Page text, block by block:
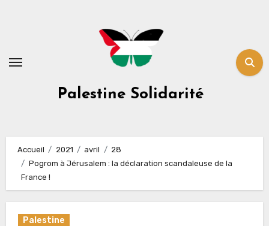
Palestine Solidarité
Accueil 2021 avril
28
Pogrom à Jérusalem : la déclaration scandaleuse de la
France !
Palestine